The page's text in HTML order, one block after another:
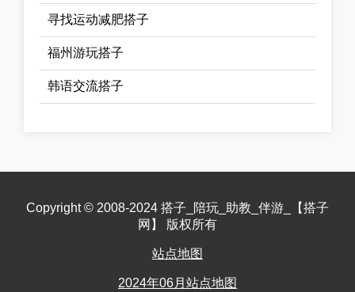
寻找运动减肥搭子
福州游玩搭子
韩语交流搭子
Copyright © 2008-2024 搭子_陪玩_助教_伴游_【搭子
网】 版权所有
站点地图
2024年06月站点地图